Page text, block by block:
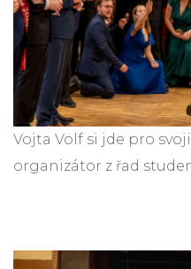
Vojta Volf si jde pro
organizátor z řad